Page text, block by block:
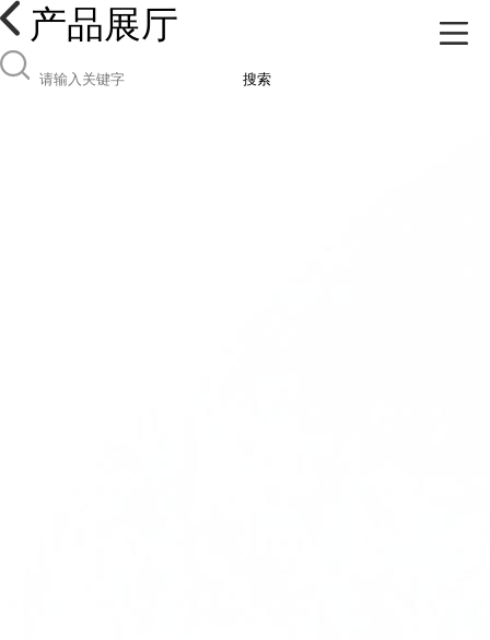
产品展厅
搜索